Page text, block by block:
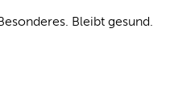
Bleibt gesund.